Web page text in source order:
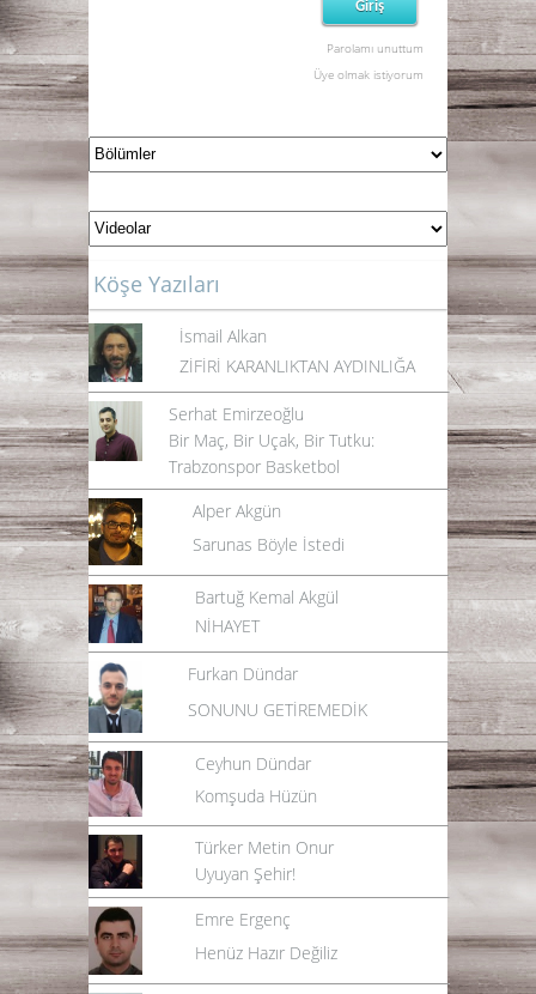
Parolamı unuttum
Üye olmak istiyorum
Köşe Yazıları
İsmail Alkan
ZİFİRİ KARANLIKTAN AYDINLIĞA
Serhat Emirzeoğlu
Bir Maç, Bir Uçak, Bir Tutku:
Trabzonspor Basketbol
Alper Akgün
Sarunas Böyle İstedi
Bartuğ Kemal Akgül
NİHAYET
Furkan Dündar
SONUNU GETİREMEDİK
Ceyhun Dündar
Komşuda Hüzün
Türker Metin Onur
Uyuyan Şehir!
Emre Ergenç
Henüz Hazır Değiliz